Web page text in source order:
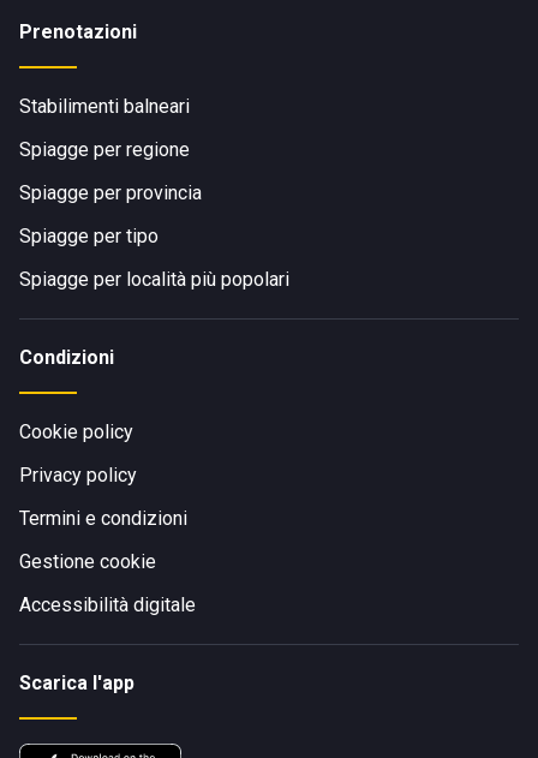
Prenotazioni
Stabilimenti balneari
Spiagge per regione
Spiagge per provincia
Spiagge per tipo
Spiagge per località più popolari
Condizioni
Cookie policy
Privacy policy
Termini e condizioni
Gestione cookie
Accessibilità digitale
Scarica l'app